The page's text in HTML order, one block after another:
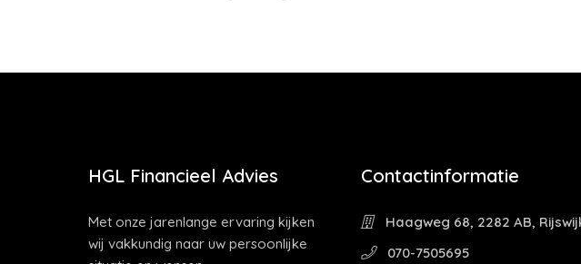
HGL Financieel Advies
Met onze jarenlange ervaring kijken
wij vakkundig naar uw persoonlijke
Contactinformatie
Haagweg 68, 2282 AB,
070-7505695